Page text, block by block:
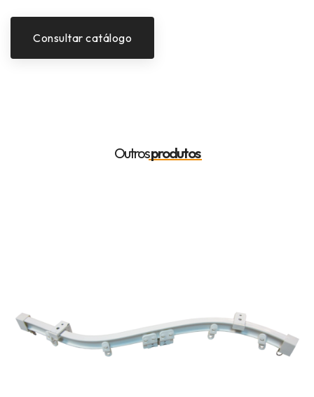
Consultar catálogo
Outrosprodutos